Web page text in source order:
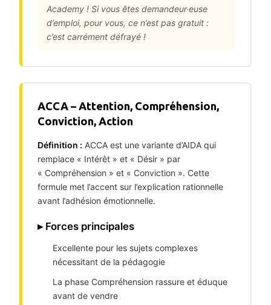
Academy ! Si vous êtes demandeur·euse
d’emploi, pour vous, ce n’est pas gratuit :
c’est carrément défrayé !
ACCA – Attention, Compréhension,
Conviction, Action
Définition : ACCA est une variante d’AIDA qui
remplace « Intérêt » et « Désir » par
« Compréhension » et « Conviction ». Cette
formule met l’accent sur l’explication rationnelle
avant l’adhésion émotionnelle.
▸ Forces principales
Excellente pour les sujets complexes
nécessitant de la pédagogie
La phase Compréhension rassure et éduque
avant de vendre